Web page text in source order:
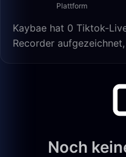
Plattform
Kaybae hat 0 Tiktok-
Recorder
Noch